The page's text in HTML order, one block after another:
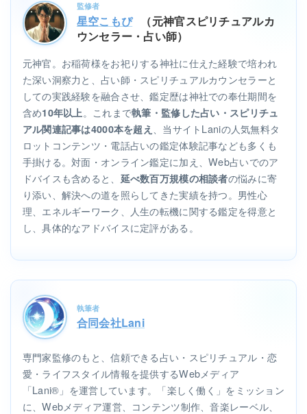
監修者
星空こもぴ
（元神官スピリチュアルカ
ウンセラー・占い師）
元神官。お稲荷様をお祀りする神社に仕えた経験で培われ
た深い洞察力と、占い師・スピリチュアルカウンセラーと
しての実践経験を融合させ、鑑定歴は神社での奉仕期間を
含め10年以上 。これまで執筆・監修した占い・スピリチュ
アル関連記事は4000本を超え
、当サイトLaniの人気無料タ
ロットコンテンツ・電話占いの鑑定体験記事なども多くも
手掛ける。対面・オンライン鑑定に加え、Web占いでのア
ドバイスも含めると、 延べ数百万規模の相談者の悩みに寄
り添い、解決への道を照らしてきた実績を持つ。男性心
理、エネルギーワーク、人生の転機に関する鑑定を得意と
し、具体的なアドバイスに定評がある。
執筆者
合同会社Lani
専門家監修のもと、信頼できる占い・スピリチュアル・恋
愛・ライフスタイル情報を提供するWebメディア
「Lani®」を運営しています。「楽しく働く」をミッション
に、Webメディア運営、コンテンツ制作、音楽レーベル、